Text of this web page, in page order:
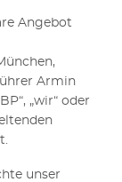
Angebot
Armin
IBP“, „wir“ oder
unser